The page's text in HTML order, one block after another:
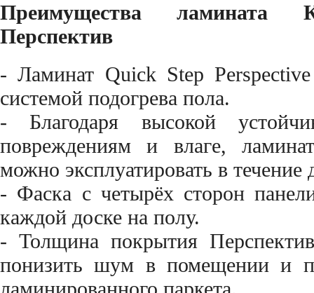
Преимущества ламината
Перспектив
- Ламинат Quick Step
системой подогрева пола.
- Благодаря высокой
повреждениям и влаге,
можно эксплуатировать в течение
- Фаска с четырёх сторон
каждой доске на полу.
- Толщина покрытия
понизить шум в помещении и